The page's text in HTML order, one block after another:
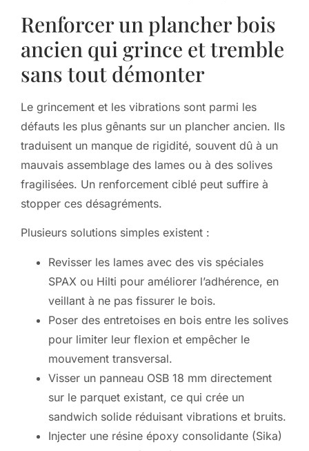
Renforcer un plancher bois
ancien qui grince et tremble
sans tout démonter
Le grincement et les vibrations sont parmi les
défauts les plus gênants sur un plancher ancien. Ils
traduisent un manque de rigidité, souvent dû à un
mauvais assemblage des lames ou à des solives
fragilisées. Un renforcement ciblé peut suffire à
stopper ces désagréments.
Plusieurs solutions simples existent :
Revisser les lames avec des vis spéciales
SPAX ou Hilti pour améliorer l’adhérence, en
veillant à ne pas fissurer le bois.
Poser des entretoises en bois entre les solives
pour limiter leur flexion et empêcher le
mouvement transversal.
Visser un panneau OSB 18 mm directement
sur le parquet existant, ce qui crée un
sandwich solide réduisant vibrations et bruits.
Injecter une résine époxy consolidante (Sika)